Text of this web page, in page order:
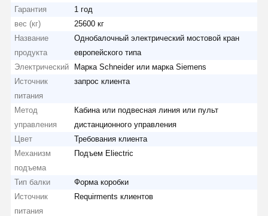
Главная
Продукция
Гарантия
1 год
вес (кг)
25600 кг
Название
продукта
Однобалочный электрический мостовой кран
европейского типа
Электрический
Марка Schneider или марка Siemens
Источник
питания
запрос клиента
Метод
управления
Кабина или подвесная линия или пульт
дистанционного управления
Цвет
Требования клиента
Механизм
подъема
Подъем Eliectric
Тип балки
Форма коробки
Источник
питания
Requirments клиентов